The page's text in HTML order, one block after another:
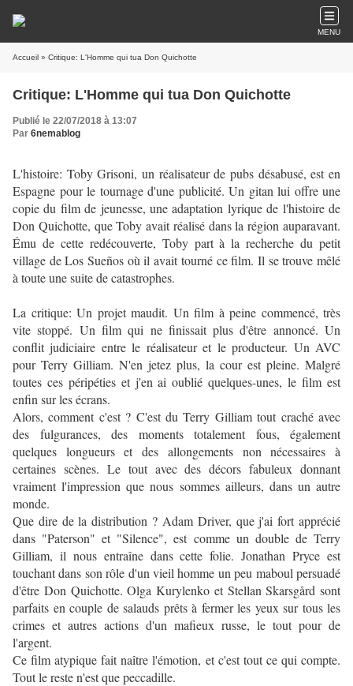
MENU
Accueil » Critique: L'Homme qui tua Don Quichotte
Critique: L'Homme qui tua Don Quichotte
Publié le 22/07/2018 à 13:07
Par 6nemablog
L'histoire: Toby Grisoni, un réalisateur de pubs désabusé, est en
Espagne pour le tournage d'une publicité. Un gitan lui offre une
copie du film de jeunesse, une adaptation lyrique de l'histoire de
Don Quichotte, que Toby avait réalisé dans la région auparavant.
Ému de cette redécouverte, Toby part à la recherche du petit
village de Los Sueños où il avait tourné ce film. Il se trouve mêlé
à toute une suite de catastrophes.
La critique: Un projet maudit. Un film à peine commencé, très
vite stoppé. Un film qui ne finissait plus d'être annoncé. Un
conflit judiciaire entre le réalisateur et le producteur. Un AVC
pour Terry Gilliam. N'en jetez plus, la cour est pleine. Malgré
toutes ces péripéties et j'en ai oublié quelques-unes, le film est
enfin sur les écrans.
Alors, comment c'est ? C'est du Terry Gilliam tout craché avec
des fulgurances, des moments totalement fous, également
quelques longueurs et des allongements non nécessaires à
certaines scènes. Le tout avec des décors fabuleux donnant
vraiment l'impression que nous sommes ailleurs, dans un autre
monde.
Que dire de la distribution ? Adam Driver, que j'ai fort apprécié
dans "Paterson" et "Silence", est comme un double de Terry
Gilliam, il nous entraîne dans cette folie. Jonathan Pryce est
touchant dans son rôle d'un vieil homme un peu maboul persuadé
d'être Don Quichotte. Olga Kurylenko et Stellan Skarsgård sont
parfaits en couple de salauds prêts à fermer les yeux sur tous les
crimes et autres actions d'un mafieux russe, le tout pour de
l'argent.
Ce film atypique fait naître l'émotion, et c'est tout ce qui compte.
Tout le reste n'est que peccadille.